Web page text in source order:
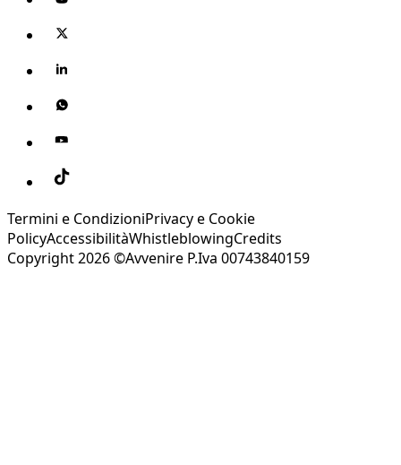
Termini e CondizioniPrivacy e Cookie
PolicyAccessibilitàWhistleblowingCredits
Copyright 2026 ©Avvenire P.Iva 00743840159